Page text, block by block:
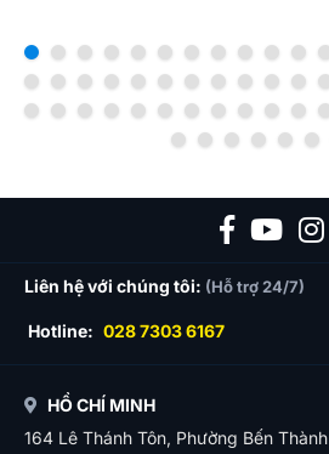
Liên hệ với chúng tôi: (Hỗ trợ 24/7)
Hotline: 028 7303 6167
HỒ CHÍ MINH
164 Lê Thánh Tôn, Phường Bến Thành